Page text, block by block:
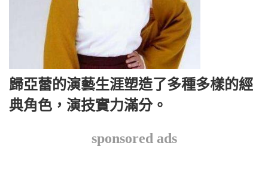
歸亞蕾的演藝生涯塑造了多種多樣的經
典角色，演技實力滿分。
sponsored ads